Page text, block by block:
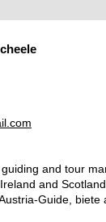
and tour
and
Guide,